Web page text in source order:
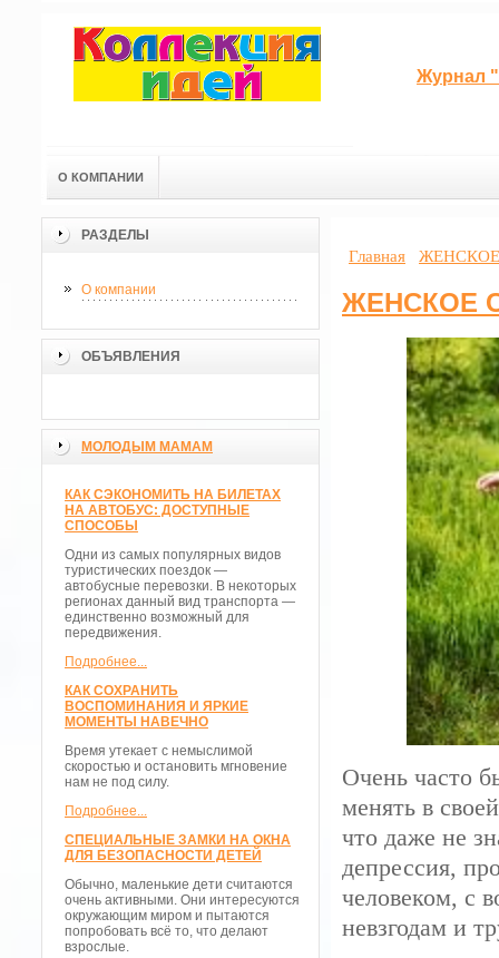
Журнал
О КОМПАНИИ
РАЗДЕЛЫ
О компании
ОБЪЯВЛЕНИЯ
МОЛОДЫМ МАМАМ
КАК СЭКОНОМИТЬ НА БИЛЕТАХ
НА АВТОБУС: ДОСТУПНЫЕ
СПОСОБЫ
Одни из самых популярных видов
туристических поездок —
автобусные перевозки. В некоторых
регионах данный вид транспорта —
единственно возможный для
передвижения.
Подробнее...
КАК СОХРАНИТЬ
ВОСПОМИНАНИЯ И ЯРКИЕ
МОМЕНТЫ НАВЕЧНО
Время утекает с немыслимой
скоростью и остановить мгновение
нам не под силу.
Подробнее...
СПЕЦИАЛЬНЫЕ ЗАМКИ НА ОКНА
ДЛЯ БЕЗОПАСНОСТИ ДЕТЕЙ
Обычно, маленькие дети считаются
очень активными. Они интересуются
окружающим миром и пытаются
попробовать всё то, что делают
взрослые.
Главная
ЖЕНСКОЕ
Очень часто
менять в
что даже не
депрессия,
человеком, с
невзгодам и